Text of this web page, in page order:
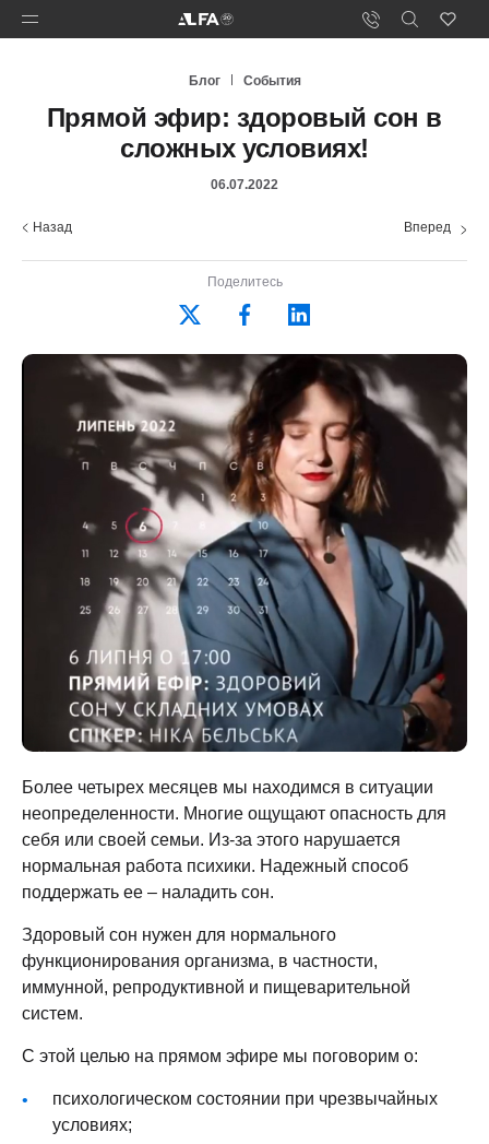
Блог События
Прямой эфир: здоровый сон в
сложных условиях!
06.07.2022
Назад Вперед
Поделитесь
Более четырех месяцев мы находимся в ситуации
неопределенности. Многие ощущают опасность для
себя или своей семьи. Из-за этого нарушается
нормальная работа психики. Надежный способ
поддержать ее – наладить сон.
Здоровый сон нужен для нормального
функционирования организма, в частности,
иммунной, репродуктивной и пищеварительной
систем.
С этой целью на прямом эфире мы поговорим о:
психологическом состоянии при чрезвычайных
условиях;